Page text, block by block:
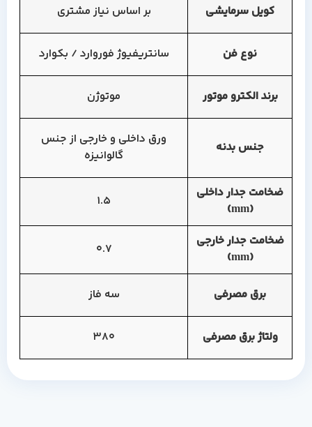
کویل سرمایشی بر اساس نیاز مشتری
نوع فن سانتریفیوژ فوروارد / بکوارد
برند الکترو موتور موتوژن
جنس بدنه
ورق داخلی و خارجی از جنس
گالوانیزه
ضخامت جدار داخلی
(mm)
1.5
ضخامت جدار خارجی
(mm)
0.7
برق مصرفی سه فاز
ولتاژ برق مصرفی 380